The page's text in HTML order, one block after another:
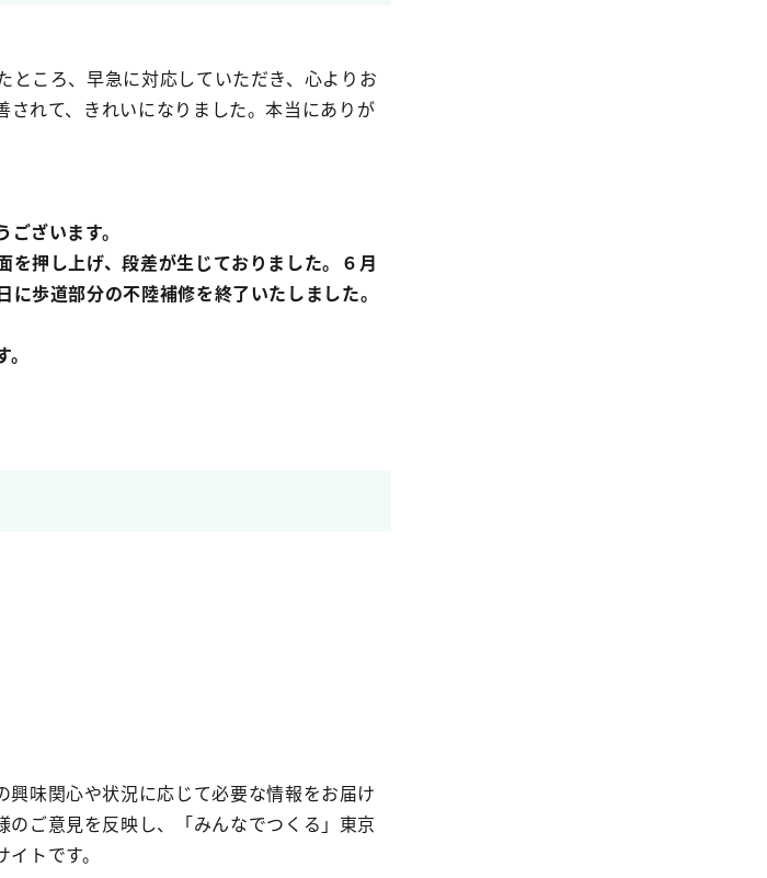
ころ、早急に対応していただき、心よりお
れて、きれいになりました。本当にありが
ざいます。
押し上げ、段差が生じておりました。６月
歩道部分の不陸補修を終了いたしました。
興味関心や状況に応じて必要な情報をお届け
のご意見を反映し、「みんなでつくる」東京
トです。